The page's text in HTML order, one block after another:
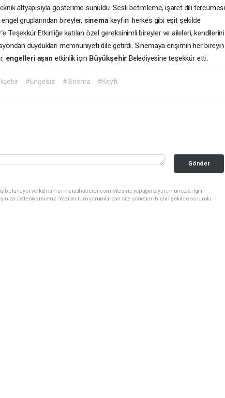
altyapısıyla gösterime sunuldu. Sesli betimleme, işaret dili tercümesi
gruplarından bireyler, sinema keyfini herkes gibi eşit şekilde
Teşekkür Etkinliğe katılan özel gereksinimli bireyler ve aileleri, kendilerini
duydukları memnuniyeti dile getirdi. Sinemaya erişimin her bireyin
engelleri aşan etkinlik için Büyükşehir Belediyesine teşekkür etti.
#Engelsiz #Sinema #Keyfi
Gönder
bulunuyor ve kahramanmarashaberci.com sitesine yaptığınız yorumunuzla ilgili
üstleniyorsunuz. Yazılan tüm yorumlardan site yönetimi hiçbir şekilde sorumlu